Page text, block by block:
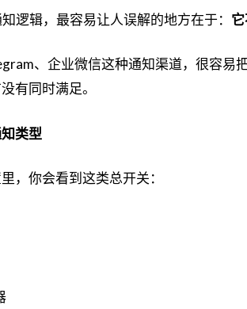
逻辑，最容易让人误解的地方在于：
、企业微信这种通知渠道，很容易
有同时满足。
类型
，你会看到这类总开关：